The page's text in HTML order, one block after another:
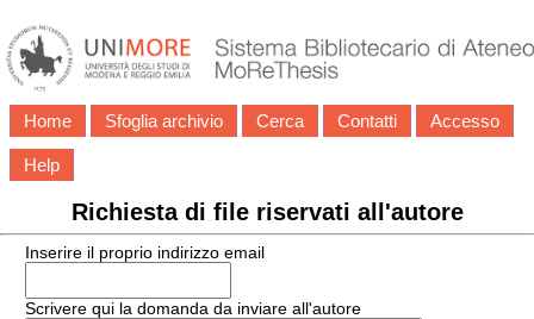
Home Sfoglia archivio Cerca Contatti Accesso
Help
Richiesta di file riservati all'autore
Inserire il proprio indirizzo email
Scrivere qui la domanda da inviare all'autore